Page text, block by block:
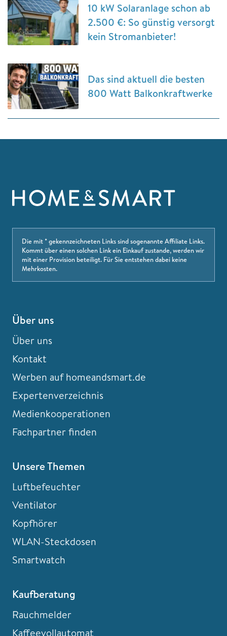
10 kW Solaranlage schon ab
2.500 €: So günstig versorgt
kein Stromanbieter!
Das sind aktuell die besten
800 Watt Balkonkraftwerke
Die mit * gekennzeichneten Links sind sogenannte Affiliate Links.
Kommt über einen solchen Link ein Einkauf zustande, werden wir
mit einer Provision beteiligt. Für Sie entstehen dabei keine
Mehrkosten.
Über uns
Über uns
Kontakt
Werben auf homeandsmart.de
Expertenverzeichnis
Medienkooperationen
Fachpartner finden
Unsere Themen
Luftbefeuchter
Ventilator
Kopfhörer
WLAN-Steckdosen
Smartwatch
Kaufberatung
Rauchmelder
Kaffeevollautomat